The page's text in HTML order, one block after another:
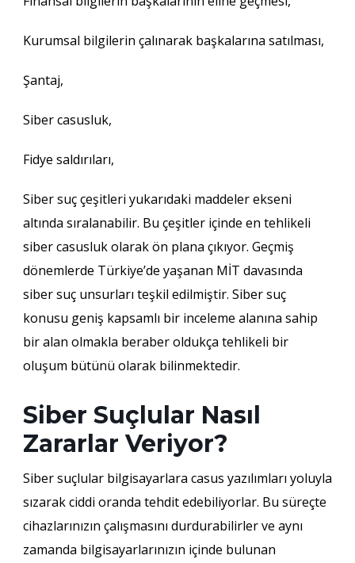
Kurumsal bilgilerin çalınarak başkalarına satılması,
Şantaj,
Siber casusluk,
Fidye saldırıları,
Siber suç çeşitleri yukarıdaki maddeler ekseni
altında sıralanabilir. Bu çeşitler içinde en tehlikeli
siber casusluk olarak ön plana çıkıyor. Geçmiş
dönemlerde Türkiye’de yaşanan MİT davasında
siber suç unsurları teşkil edilmiştir. Siber suç
konusu geniş kapsamlı bir inceleme alanına sahip
bir alan olmakla beraber oldukça tehlikeli bir
oluşum bütünü olarak bilinmektedir.
Siber Suçlular Nasıl
Zararlar Veriyor?
Siber suçlular bilgisayarlara casus yazılımları yoluyla
sızarak ciddi oranda tehdit edebiliyorlar. Bu süreçte
cihazlarınızın çalışmasını durdurabilirler ve aynı
zamanda bilgisayarlarınızın içinde bulunan